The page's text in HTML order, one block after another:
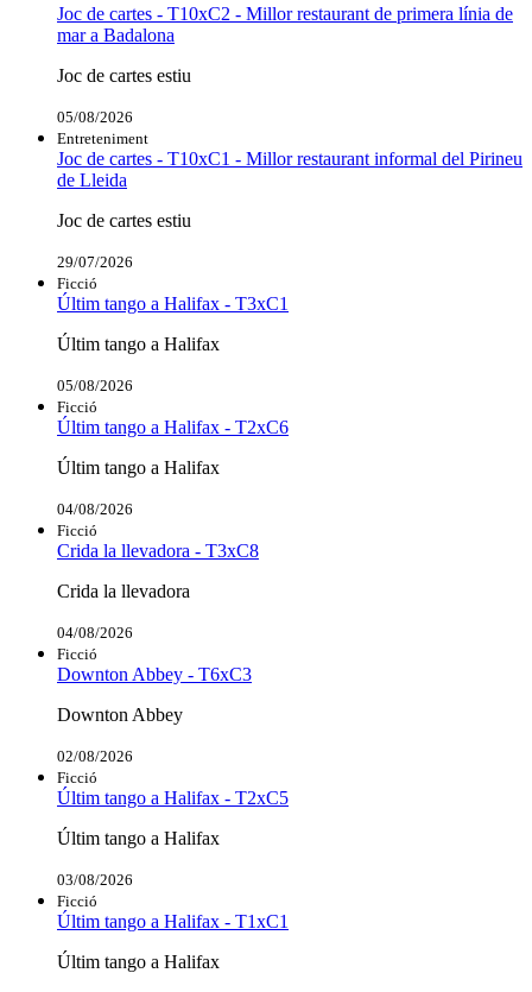
Joc de cartes - T10xC2 - Millor restaurant de primera línia de
mar a Badalona
Joc de cartes estiu
05/08/2026
Entreteniment
Joc de cartes - T10xC1 - Millor restaurant informal del Pirineu
de Lleida
Joc de cartes estiu
29/07/2026
Ficció
Últim tango a Halifax - T3xC1
Últim tango a Halifax
05/08/2026
Ficció
Últim tango a Halifax - T2xC6
Últim tango a Halifax
04/08/2026
Ficció
Crida la llevadora - T3xC8
Crida la llevadora
04/08/2026
Ficció
Downton Abbey - T6xC3
Downton Abbey
02/08/2026
Ficció
Últim tango a Halifax - T2xC5
Últim tango a Halifax
03/08/2026
Ficció
Últim tango a Halifax - T1xC1
Últim tango a Halifax